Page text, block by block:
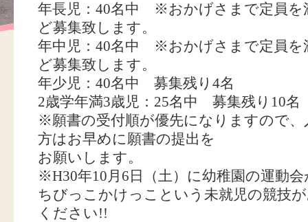
年長児：40名中 ※おかげさまで定員を
ど募集致します。
年中児：40名中 ※おかげさまで定員を
ど募集致します。
年少児：40名中 募集残り4名
2歳学年満3歳児：25名中 募集残り10名
※願書の受付順が優先になりますので
方はお早めに願書の提出を
お願いします。
※H30年10月6日（土）に幼稚園の運動
ちびっこかけっこという未就児の競技
ください!!